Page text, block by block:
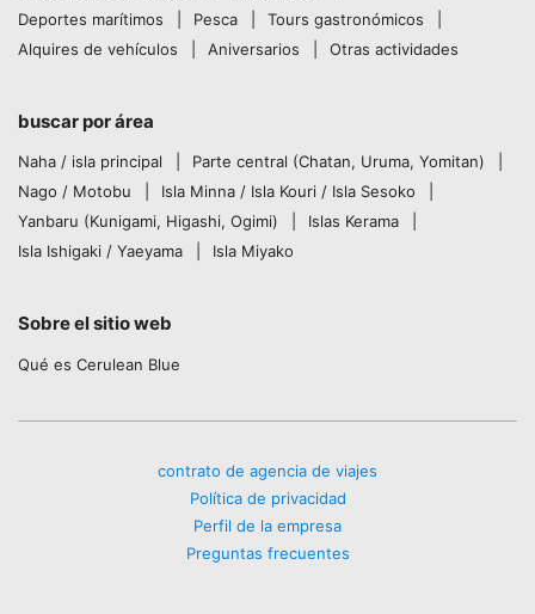
Deportes marítimos
Pesca
Tours gastronómicos
Alquires de vehículos
Aniversarios Otras actividades
buscar por área
Naha / isla principal
Parte central (Chatan, Uruma, Yomitan)
Nago / Motobu
Isla Minna / Isla Kouri / Isla Sesoko
Yanbaru (Kunigami, Higashi, Ogimi)
Islas Kerama
Isla Ishigaki / Yaeyama
Isla Miyako
Sobre el sitio web
Qué es Cerulean Blue
contrato de agencia de viajes
Política de privacidad
Perfil de la empresa
Preguntas frecuentes